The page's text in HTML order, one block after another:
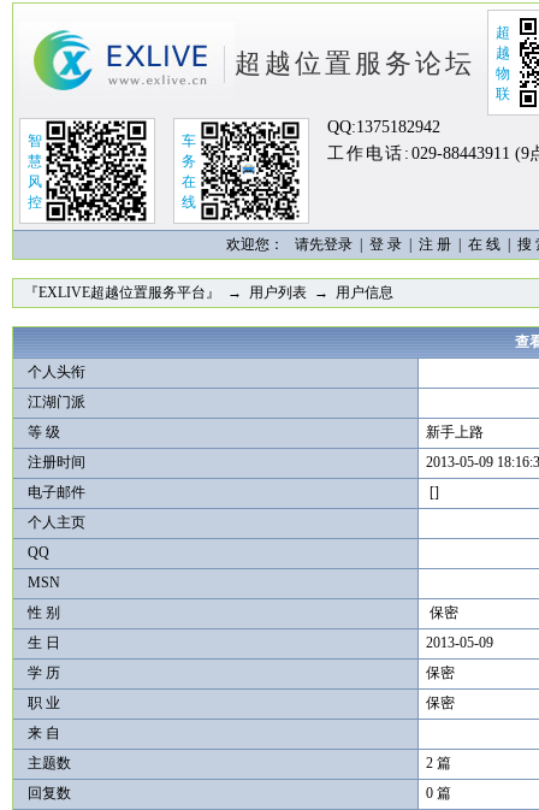
超越位置服务论坛
超
越
物
联
智
慧
风
控
车
务
在
线
QQ:1375182942
工作电话: 029-88443911 (9
欢迎您： 请先登录 | 登 录 注 册 在 线 搜
『EXLIVE超越位置服务平台』 → 用户列表→ 用户信息
查
个人头衔
江湖门派
等 级
新手上路
注册时间
2013-05-09
电子邮件
[]
个人主页
QQ
MSN
性 别
保密
生 日
2013-05-09
学 历
保密
职 业
保密
来 自
主题数
2 篇
回复数
0 篇